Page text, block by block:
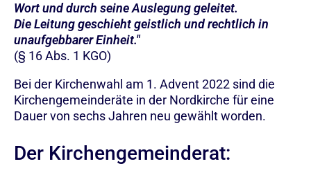
Wort und durch seine Auslegung geleitet.
Die Leitung geschieht geistlich und rechtlich in
unaufgebbarer Einheit."
(§ 16 Abs. 1 KGO)
Bei der Kirchenwahl am 1. Advent 2022 sind die
Kirchengemeinderäte in der Nordkirche für eine
Dauer von sechs Jahren neu gewählt worden.
Der Kirchengemeinderat: